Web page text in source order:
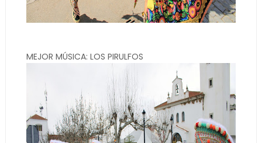
MEJOR MÚSICA: LOS PIRULFOS